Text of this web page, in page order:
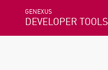
GENEXUS
DEVELOPER TOOLS